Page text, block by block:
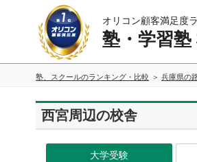
オリコン顧客満足度
塾・学習塾
塾、スクールのランキング・比較 兵庫県の
西宮周辺の校舎
大学受験